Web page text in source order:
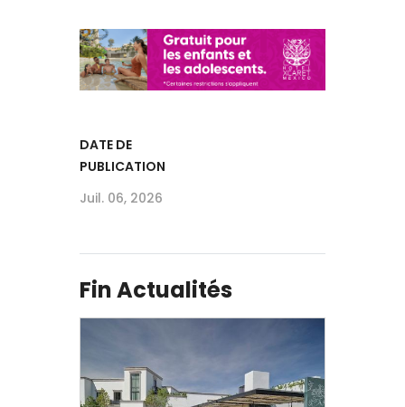
DATE DE
PUBLICATION
Juil. 06, 2026
Fin Actualités